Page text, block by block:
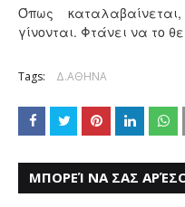
Όπως
γίνονται. Φτάνει να το
Tags: Δ.ΑΘΗΝΑ
ΜΠΟΡΕΊ ΝΑ ΣΑΣ